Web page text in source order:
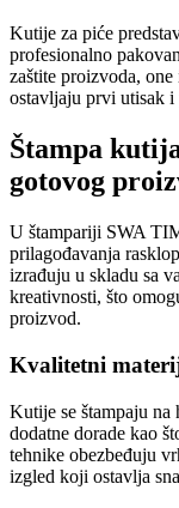
Kutije za piće
profesionalno
zaštite proizvoda,
ostavljaju prvi utisak
Štampa
gotovog
U štampariji SWA
prilagođavanja
izrađuju u skladu sa
kreativnosti, što
proizvod.
Kvalitetni
Kutije se štampaju
dodatne dorade kao
tehnike obezbeđuju
izgled koji ostavlja